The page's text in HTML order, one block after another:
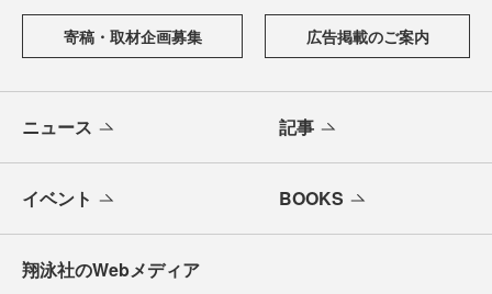
寄稿・取材企画募集 広告掲載のご案内
ニュース 記事
イベント BOOKS
翔泳社のWebメディア